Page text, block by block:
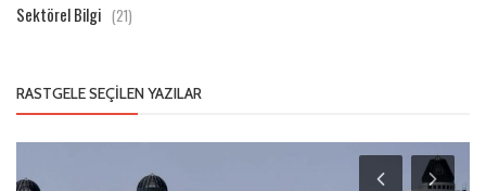
Sektörel Bilgi (21)
RASTGELE SEÇILEN YAZILAR